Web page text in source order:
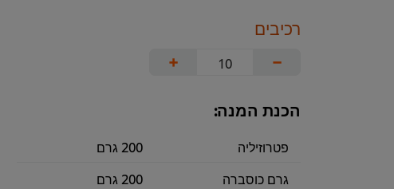
רכיבים
−
+
הכנת המנה:
פטרוזיליה
200 גרם
גרם כוסברה
200 גרם